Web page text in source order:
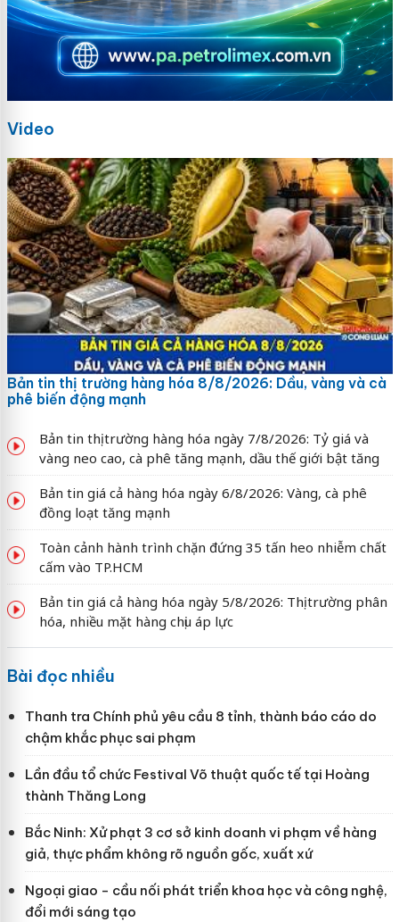
Video
Bản tin thị trường hàng hóa 8/8/2026: Dầu, vàng và cà
phê biến động mạnh
Bản tin thị trường hàng hóa ngày 7/8/2026: Tỷ giá và
vàng neo cao, cà phê tăng mạnh, dầu thế giới bật tăng
Bản tin giá cả hàng hóa ngày 6/8/2026: Vàng, cà phê
đồng loạt tăng mạnh
Toàn cảnh hành trình chặn đứng 35 tấn heo nhiễm chất
cấm vào TP.HCM
Bản tin giá cả hàng hóa ngày 5/8/2026: Thị trường phân
hóa, nhiều mặt hàng chịu áp lực
Bài đọc nhiều
Thanh tra Chính phủ yêu cầu 8 tỉnh, thành báo cáo do
chậm khắc phục sai phạm
Lần đầu tổ chức Festival Võ thuật quốc tế tại Hoàng
thành Thăng Long
Bắc Ninh: Xử phạt 3 cơ sở kinh doanh vi phạm về hàng
giả, thực phẩm không rõ nguồn gốc, xuất xứ
Ngoại giao - cầu nối phát triển khoa học và công nghệ,
đổi mới sáng tạo